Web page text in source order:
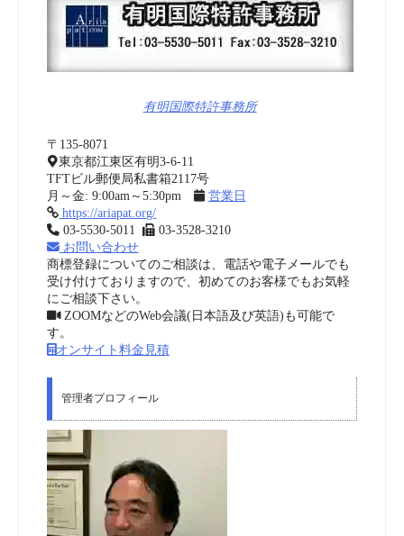
有明国際特許事務所
〒135-8071
東京都江東区有明3-6-11
TFTビル郵便局私書箱2117号
月～金: 9:00am～5:30pm
営業日
https://ariapat.org/
03-5530-5011
03-3528-3210
お問い合わせ
商標登録についてのご相談は、電話や電子メールでも
受け付けておりますので、初めてのお客様でもお気軽
にご相談下さい。
ZOOMなどのWeb会議(日本語及び英語)も可能で
す。
オンサイト料金見積
管理者プロフィール